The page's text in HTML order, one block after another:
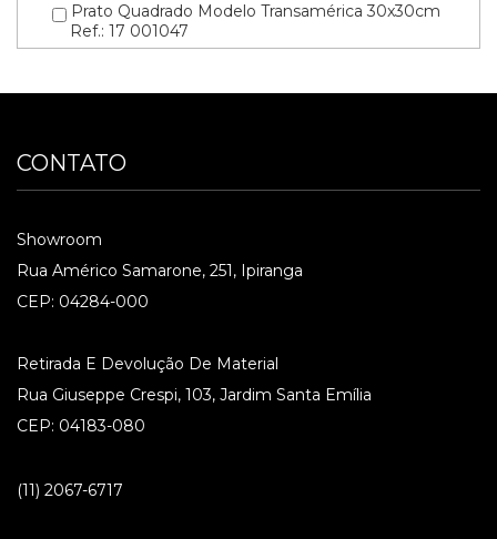
Prato Quadrado Modelo Transamérica 30x30cm
Ref.: 17 001047
CONTATO
Showroom
Rua Américo Samarone, 251, Ipiranga
CEP: 04284-000
Retirada E Devolução De Material
Rua Giuseppe Crespi, 103, Jardim Santa Emília
CEP: 04183-080
(11) 2067-6717